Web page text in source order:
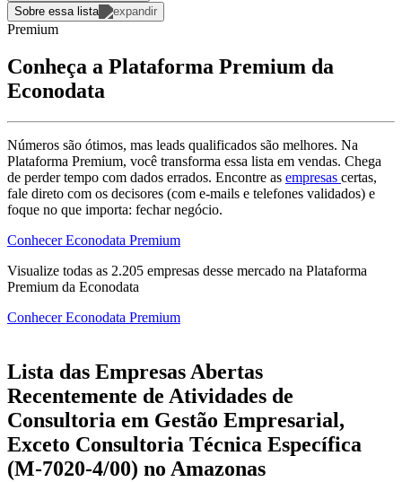
Sobre essa lista
Premium
Conheça a Plataforma Premium da
Econodata
Números são ótimos, mas leads qualificados são melhores. Na
Plataforma Premium, você transforma essa lista em vendas. Chega
de perder tempo com dados errados. Encontre as empresas certas,
fale direto com os decisores (com e-mails e telefones validados) e
foque no que importa: fechar negócio.
Conhecer Econodata Premium
Visualize todas as 2.205 empresas desse mercado na Plataforma
Premium da Econodata
Conhecer Econodata Premium
Lista das Empresas Abertas
Recentemente de Atividades de
Consultoria em Gestão Empresarial,
Exceto Consultoria Técnica Específica
(M-7020-4/00) no Amazonas